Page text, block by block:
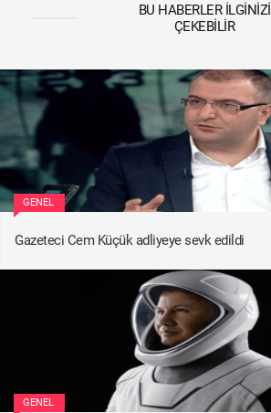
BU HABERLER İLGINIZI
ÇEKEBILIR
GENEL
Gazeteci Cem Küçük adliyeye sevk edildi
GENEL